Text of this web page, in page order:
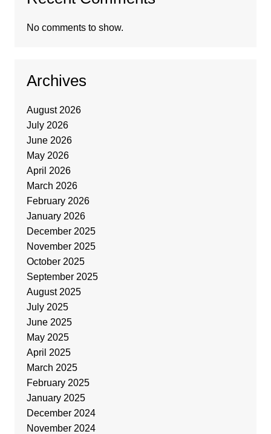
No comments to show.
Archives
August 2026
July 2026
June 2026
May 2026
April 2026
March 2026
February 2026
January 2026
December 2025
November 2025
October 2025
September 2025
August 2025
July 2025
June 2025
May 2025
April 2025
March 2025
February 2025
January 2025
December 2024
November 2024